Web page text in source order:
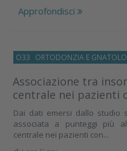
Approfondisci
O33 ORTODONZIA E
Associazione tra
centrale nei pazienti
Dai dati emersi dallo studio
associata a punteggi più
centrale nei pazienti con...